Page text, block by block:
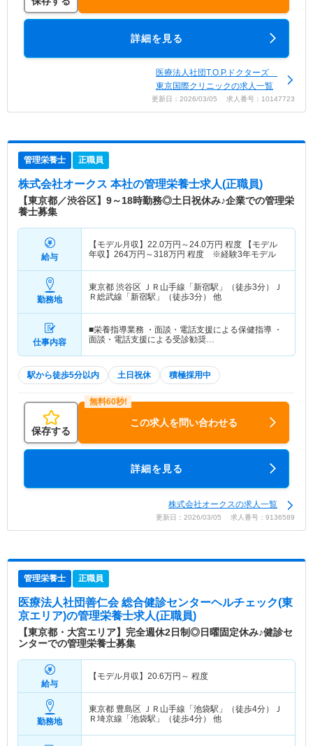
詳細を見る
医療法人社団T.O.P.ドクターズ
東京国際クリニックの求人一覧
更新日：2026/03/05 求人番号：10147723
管理栄養士 正職員
株式会社オークス 本社の管理栄養士求人(正職員)
【東京都／渋谷区】9～18時勤務◎土日祝休み♪企業での管理栄
養士募集
給与
【モデル月収】 22.0万円～24.0万円 程度 【モデル
年収】 264万円～318万円 程度 ※経験3年モデル
勤務地
東京都 渋谷区 ＪＲ山手線「新宿駅」（徒歩3分）Ｊ
Ｒ総武線「新宿駅」（徒歩3分） 他
仕事内容
■栄養指導業務 ・面談・電話支援による保健指導 ・
面談・電話支援による受診勧奨…
駅から徒歩5分以内 土日祝休 積極採用中
保存する
この求人を問い合わせる
詳細を見る
株式会社オークスの求人一覧
更新日：2026/03/05 求人番号：9136589
管理栄養士 正職員
医療法人社団善仁会 総合健診センターヘルチェック(東
京エリア)の管理栄養士求人(正職員)
【東京都・大宮エリア】完全週休2日制◎日曜固定休み♪健診セ
ンターでの管理栄養士募集
給与
【モデル月収】 20.6万円～ 程度
勤務地
東京都 豊島区 ＪＲ山手線「池袋駅」（徒歩4分）Ｊ
Ｒ埼京線「池袋駅」（徒歩4分） 他